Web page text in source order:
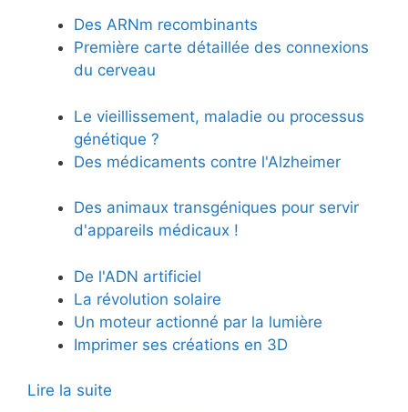
Des ARNm recombinants
Première carte détaillée des connexions
du cerveau
Le vieillissement, maladie ou processus
génétique ?
Des médicaments contre l'Alzheimer
Des animaux transgéniques pour servir
d'appareils médicaux !
De l'ADN artificiel
La révolution solaire
Un moteur actionné par la lumière
Imprimer ses créations en 3D
Lire la suite